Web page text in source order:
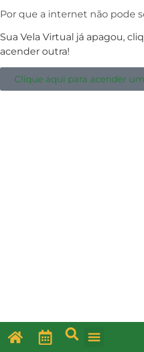
Por que a internet não pode
Sua Vela Virtual já apagou,
acender outra!
Clique aqui para acender